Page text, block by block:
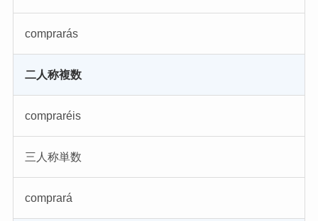
comprarás
二人称複数
compraréis
三人称単数
comprará